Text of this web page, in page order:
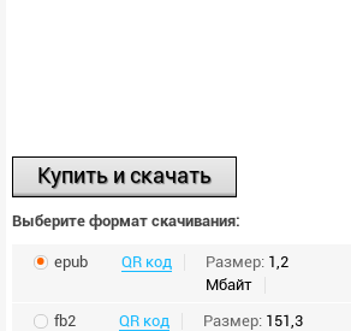
Купить и скачать
Выберите формат скачивания:
epub QR код Размер: 1,2
Мбайт
fb2 QR код Размер: 151,3